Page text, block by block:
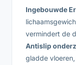
Ingebouwde
vermindert de
Antislip
gladde